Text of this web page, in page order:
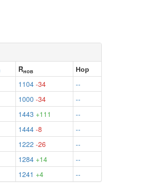
Rнов
Нор
1104 -34
--
1000 -34
--
1443 +111
--
1444 -8
--
1222 -26
--
1284 +14
--
1241 +4 --